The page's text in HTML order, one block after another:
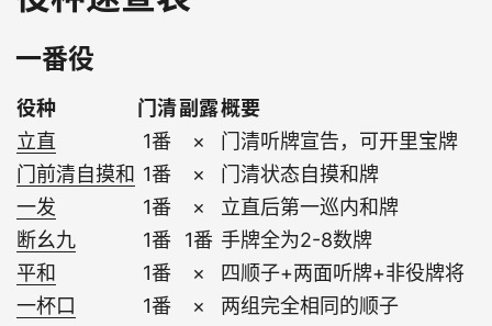
一番役
役种 门清副露概要
立直
1番 ×
门清听牌宣告，可开里宝牌
门前清自摸和 1番 ×
门清状态自摸和牌
一发
1番 ×
立直后第一巡内和牌
断幺九
1番 1番 手牌全为2-8数牌
平和
1番 ×
四顺子+两面听牌+非役牌将
一杯口
1番 ×
两组完全相同的顺子